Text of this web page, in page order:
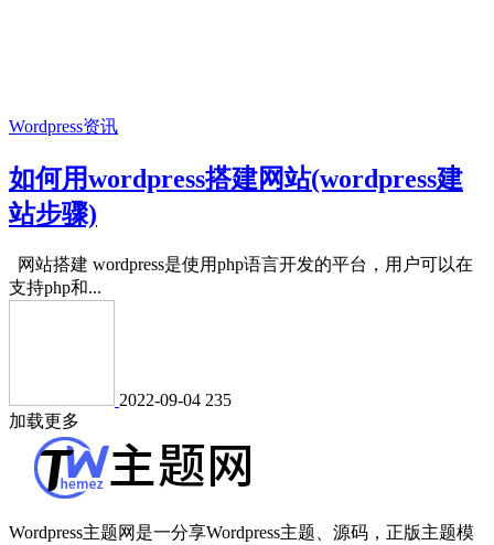
Wordpress资讯
如何用wordpress搭建网站(wordpress建
站步骤)
网站搭建 wordpress是使用php语言开发的平台，用户可以在
支持php和...
2022-09-04 235
加载更多
Wordpress主题网是一分享Wordpress主题、源码，正版主题模